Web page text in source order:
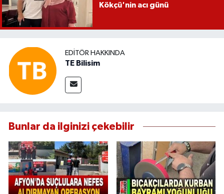
Kökçü'nin acı günü
EDITÖR HAKKINDA
TE Bilisim
Bunlar da ilginizi çekebilir